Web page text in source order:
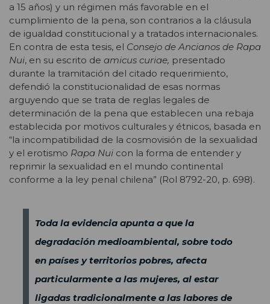
a 15 años) y un régimen más favorable en el
cumplimiento de la pena, son contrarios a la cláusula
de igualdad constitucional y a tratados internacionales.
En contra de esta tesis, el Consejo de Ancianos de Rapa
Nui, en su escrito de amicus curiae, presentado
durante la tramitación del citado requerimiento,
defendió la constitucionalidad de esas normas
arguyendo que se trata de reglas legales de
determinación de la pena que establecen una rebaja
establecida por motivos culturales y étnicos, basada en
“la incompatibilidad de la cosmovisión de la sexualidad
y el erotismo Rapa Nui con la forma de entender y
reprimir la sexualidad en el mundo continental
conforme a la ley penal chilena” (Rol 8792-20, p. 698).
Toda la evidencia apunta a que la
degradación medioambiental, sobre todo
en países y territorios pobres, afecta
particularmente a las mujeres, al estar
ligadas tradicionalmente a las labores de